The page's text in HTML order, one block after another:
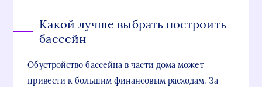
Какой лучше выбрать построить
бассейн
Обустройство бассейна в части дома может
привести к большим финансовым расходам. За